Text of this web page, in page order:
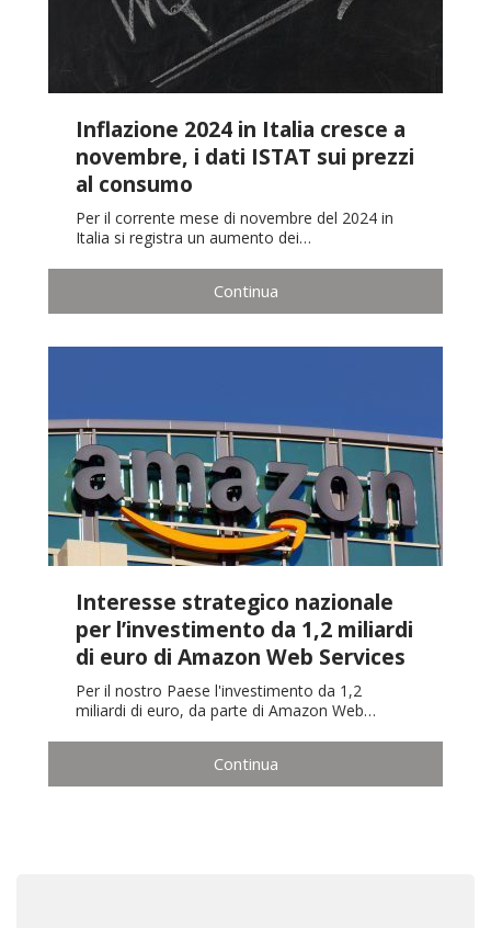
Inflazione 2024 in Italia cresce a
novembre, i dati ISTAT sui prezzi
al consumo
Per il corrente mese di novembre del 2024 in
Italia si registra un aumento dei…
Continua
Interesse strategico nazionale
per l’investimento da 1,2 miliardi
di euro di Amazon Web Services
Per il nostro Paese l'investimento da 1,2
miliardi di euro, da parte di Amazon Web…
Continua